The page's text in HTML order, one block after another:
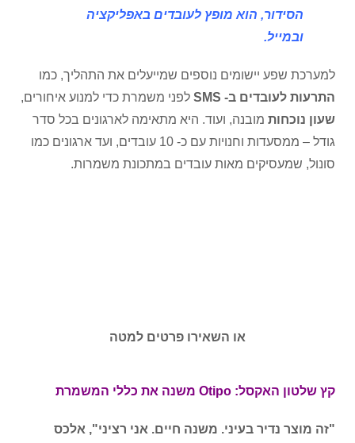
הסידור, הוא מופץ לעובדים באפליקציה
ובמייל.
למערכת שפע יישומים נוספים שמייעלים את התהליך, כמו
התרעות לעובדים ב- SMS
לפני משמרת כדי למנוע איחורים,
שעון נוכחות מובנה, ועוד. היא מתאימה לארגונים בכל סדר
גודל – ממסעדות וחנויות עם כ- 10 עובדים, ועד ארגונים כמו
סונול, שמעסיקים מאות עובדים במתכונת משמרות.
או השאירו פרטים למטה
קץ שלטון האקסל: Otipo משנה את כללי המשמרת
"זה מוצר נדיר בעיני. משנה חיים. אני רציני", אלכס